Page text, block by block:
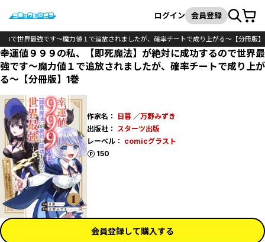
検索
ログイン 会員登録カート
で世界最強です～魔力値１で追放されましたが、確率チートで成り上がる～【分冊版】
幸運値９９９の私、【即死魔法】が絶対に成功するので世界最
強です～魔力値１で追放されましたが、確率チートで成り上が
る～【分冊版】1巻
作家名： 日暮／万野みずき
出版社： スターツ出版
レーベル： comicグラスト
150
ポイント
会員登録して購入する